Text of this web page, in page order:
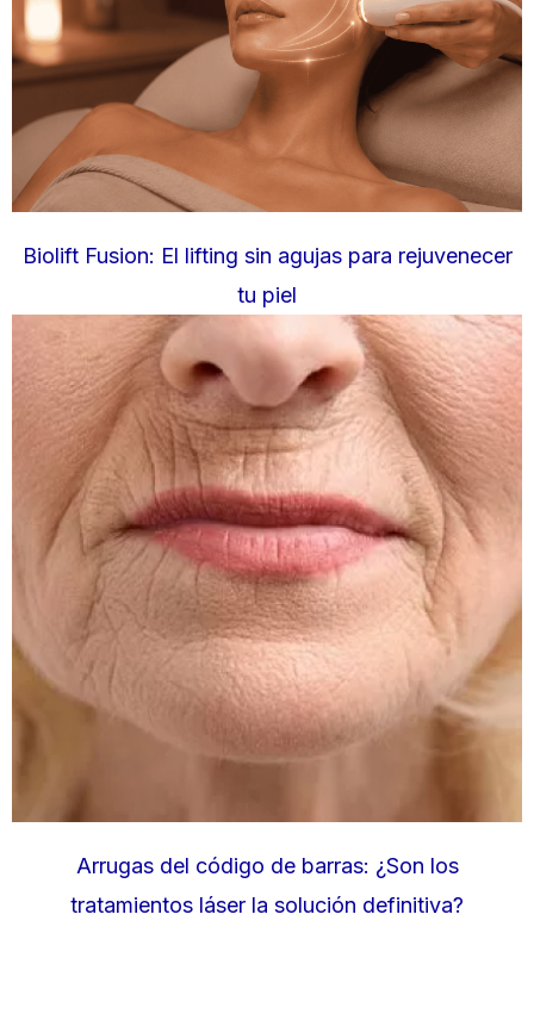
Biolift Fusion: El lifting sin agujas para rejuvenecer
tu piel
Arrugas del código de barras: ¿Son los
tratamientos láser la solución definitiva?